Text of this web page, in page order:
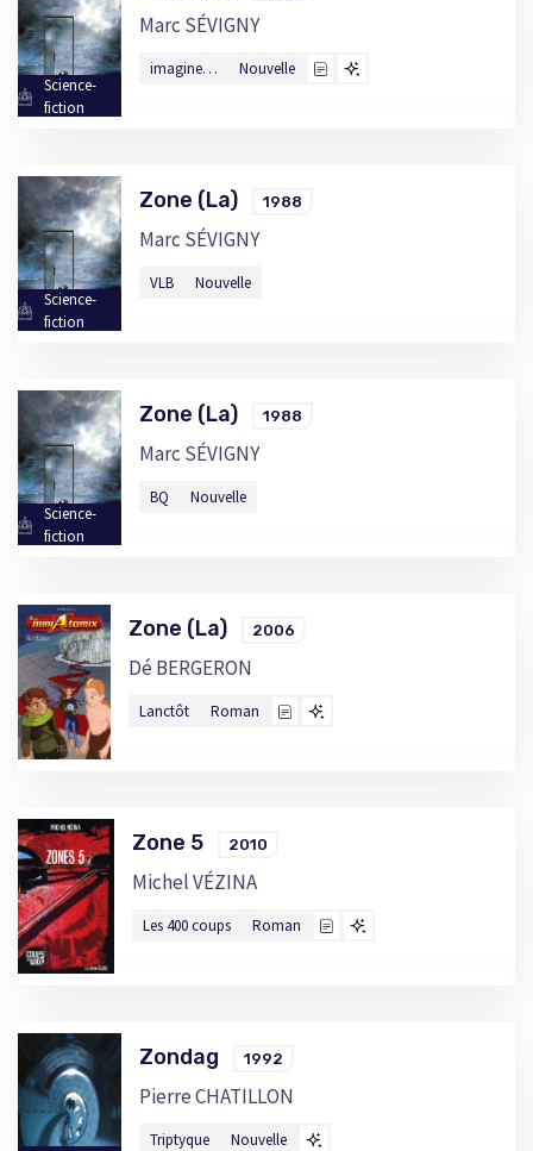
Science-
fiction
Marc SÉVIGNY
imagine… Nouvelle
Science-
fiction
Zone (La) 1988
Marc SÉVIGNY
VLB Nouvelle
Science-
fiction
Zone (La) 1988
Marc SÉVIGNY
BQ Nouvelle
Zone (La) 2006
Dé BERGERON
Lanctôt Roman
Zone 5 2010
Michel VÉZINA
Les 400 coups Roman
Zondag 1992
Pierre CHATILLON
Triptyque Nouvelle